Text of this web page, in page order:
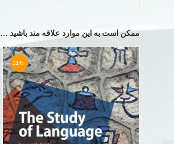
ممکن است به این موارد علاقه مند باشید …
-21%